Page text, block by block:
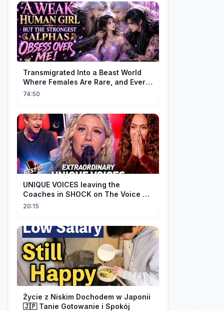
Transmigrated Into a Beast World
Where Females Are Rare, and Every
Alpha Wants Me! | Part 1 | Engdub
74:50
UNIQUE VOICES leaving the
Coaches in SHOCK on The Voice #5
| Top 10
20:15
Życie z Niskim Dochodem w Japonii
🇯🇵 Tanie Gotowanie i Spokój